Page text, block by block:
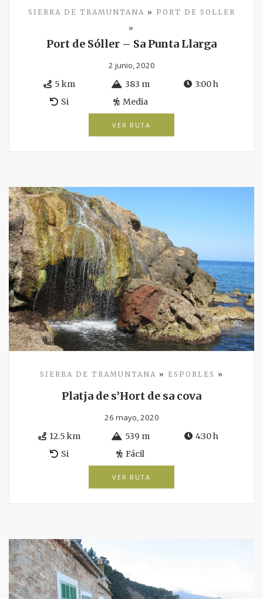
SIERRA DE TRAMUNTANA » PORT DE SOLLER
»
Port de Sóller – Sa Punta Llarga
2 junio, 2020
5 km
383 m
3:00 h
Si
Media
VER RUTA
SIERRA DE TRAMUNTANA » ESPORLES »
Platja de s’Hort de sa cova
26 mayo, 2020
12.5 km
539 m
4:30 h
Si
Fácil
VER RUTA